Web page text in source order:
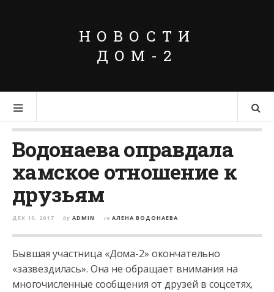
НОВОСТИ
ДОМ-2
Водонаева оправдала
хамское отношение к
друзьям
ДЕК 10, 2017 by ADMIN in АЛЕНА ВОДОНАЕВА
Бывшая участница «Дома-2» окончательно
«зазвездилась». Она не обращает внимания на
многочисленные сообщения от друзей в соцсетях,